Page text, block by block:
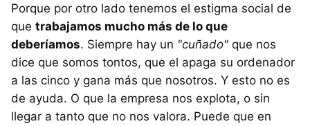
Porque por otro lado tenemos el estigma social de
que trabajamos mucho más de lo que
deberíamos. Siempre hay un "cuñado" que nos
dice que somos tontos, que el apaga su ordenador
a las cinco y gana más que nosotros. Y esto no es
de ayuda. O que la empresa nos explota, o sin
llegar a tanto que no nos valora. Puede que en